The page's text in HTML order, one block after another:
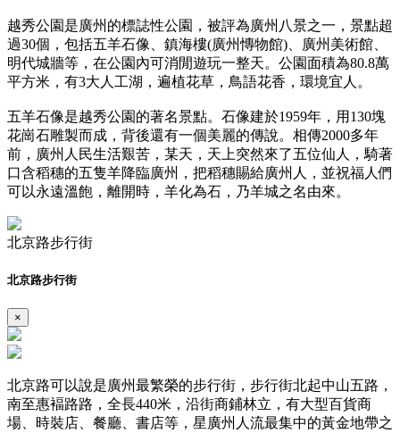
越秀公園是廣州的標誌性公園，被評為廣州八景之一，景點超
過30個，包括五羊石像、鎮海樓(廣州慱物館)、廣州美術館、
明代城牆等，在公園內可消閒遊玩一整天。公園面積為80.8萬
平方米，有3大人工湖，遍植花草，鳥語花香，環境宜人。
五羊石像是越秀公園的著名景點。石像建於1959年，用130塊
花崗石雕製而成，背後還有一個美麗的傳說。相傳2000多年
前，廣州人民生活艱苦，某天，天上突然來了五位仙人，騎著
口含稻穗的五隻羊降臨廣州，把稻穗賜給廣州人，並祝福人們
可以永遠溫飽，離開時，羊化為石，乃羊城之名由來。
北京路步行街
北京路步行街
×
北京路可以說是廣州最繁榮的步行街，步行街北起中山五路，
南至惠褔路路，全長440米，沿街商鋪林立，有大型百貨商
場、時裝店、餐廳、書店等，星廣州人流最集中的黃金地帶之